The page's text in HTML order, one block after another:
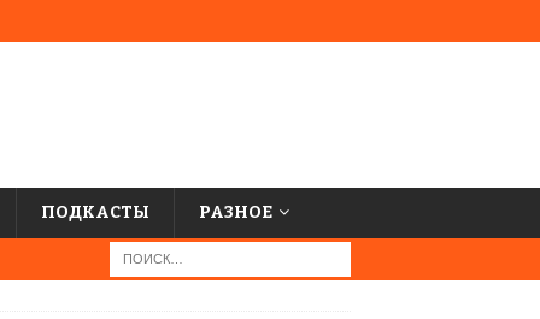
ПОДКАСТЫ РАЗНОЕ